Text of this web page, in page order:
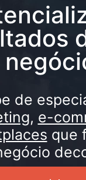
de
, e-
que